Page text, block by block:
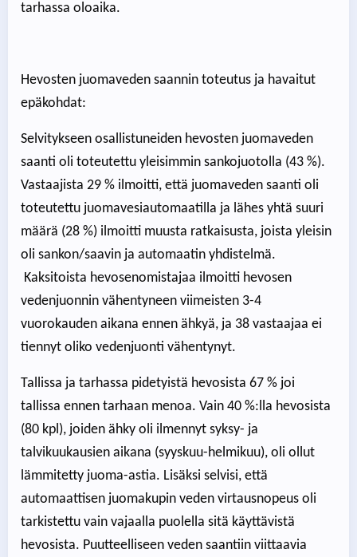
tarhassa oloaika.
Hevosten juomaveden saannin toteutus ja havaitut
epäkohdat:
Selvitykseen osallistuneiden hevosten juomaveden
saanti oli toteutettu yleisimmin sankojuotolla (43 %).
Vastaajista 29 % ilmoitti, että juomaveden saanti oli
toteutettu juomavesiautomaatilla ja lähes yhtä suuri
määrä (28 %) ilmoitti muusta ratkaisusta, joista yleisin
oli sankon/saavin ja automaatin yhdistelmä.
Kaksitoista hevosenomistajaa ilmoitti hevosen
vedenjuonnin vähentyneen viimeisten 3-4
vuorokauden aikana ennen ähkyä, ja 38 vastaajaa ei
tiennyt oliko vedenjuonti vähentynyt.
Tallissa ja tarhassa pidetyistä hevosista 67 % joi
tallissa ennen tarhaan menoa. Vain 40 %:lla hevosista
(80 kpl), joiden ähky oli ilmennyt syksy- ja
talvikuukausien aikana (syyskuu-helmikuu), oli ollut
lämmitetty juoma-astia. Lisäksi selvisi, että
automaattisen juomakupin veden virtausnopeus oli
tarkistettu vain vajaalla puolella sitä käyttävistä
hevosista. Puutteelliseen veden saantiin viittaavia